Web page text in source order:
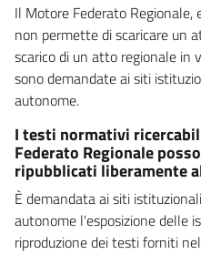
Il Motore Federato Regionale,
non permette di scaricare un
scarico di un atto regionale in
sono demandate ai siti
autonome.
I testi normativi
Federato Regionale
ripubblicati liberamente
È demandata ai siti
autonome l'esposizione delle
riproduzione dei testi forniti